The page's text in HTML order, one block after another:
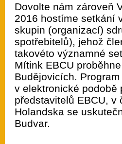
Dovolte nám zároveň
2016 hostíme setkání
skupin (organizací)
spotřebitelů), jehož
takovéto významné
Mítink EBCU
Budějovicích.
v elektronické podobě
představitelů EBCU, v
Holandska se
Budvar.